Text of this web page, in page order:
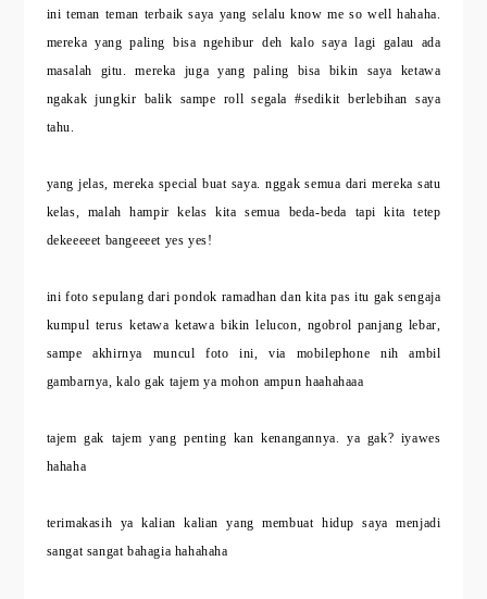
ini teman teman terbaik saya yang selalu know me so well hahaha.
mereka yang paling bisa ngehibur deh kalo saya lagi galau ada
masalah gitu. mereka juga yang paling bisa bikin saya ketawa
ngakak jungkir balik sampe roll segala #sedikit berlebihan saya
tahu.
yang jelas, mereka special buat saya. nggak semua dari mereka satu
kelas, malah hampir kelas kita semua beda-beda tapi kita tetep
dekeeeeet bangeeeet yes yes!
ini foto sepulang dari pondok ramadhan dan kita pas itu gak sengaja
kumpul terus ketawa ketawa bikin lelucon, ngobrol panjang lebar,
sampe akhirnya muncul foto ini, via mobilephone nih ambil
gambarnya, kalo gak tajem ya mohon ampun haahahaaa
tajem gak tajem yang penting kan kenangannya. ya gak? iyawes
hahaha
terimakasih ya kalian kalian yang membuat hidup saya menjadi
sangat sangat bahagia hahahaha